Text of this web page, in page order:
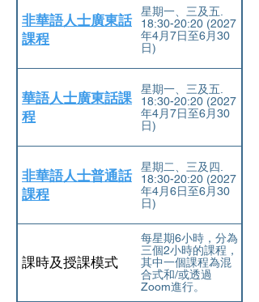
非華語人士廣東話
課程
星期一、三及五.
18:30-20:20 (2027
年4⽉7⽇⾄6⽉30
⽇)
華語人士廣東話課
程
星期一、三及五.
18:30-20:20 (2027
年4⽉7⽇⾄6⽉30
⽇)
非華語人士普通話
課程
星期二、三及四.
18:30-20:20 (2027
年4⽉6⽇⾄6⽉30
⽇)
課時及授課模式
每星期6小時，分為
三個2小時的課程，
其中一個課程為混
合式和/或透過
Zoom進行。